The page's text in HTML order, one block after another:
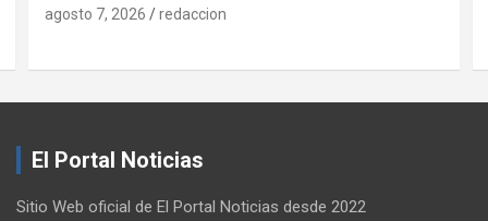
agosto 7, 2026 redaccion
El Portal Noticias
Sitio Web oficial de El Portal Noticias desde 2022